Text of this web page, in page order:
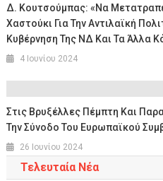
Δ. Κουτσούμπας: «Να
Χαστούκι Για Την Αντιλαϊκή
Κυβέρνηση Της ΝΔ Και Τα Άλλα
4 Ιουνίου 2024
Στις Βρυξέλλες Πέμπτη Και
Την Σύνοδο Του Ευρωπαϊκού
26 Ιουνίου 2024
Τελευταία Νέα